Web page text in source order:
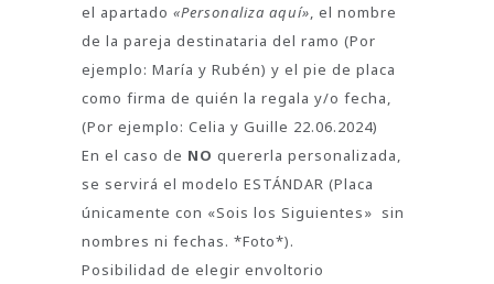
el apartado «Personaliza aquí», el nombre
de la pareja destinataria del ramo (Por
ejemplo: María y Rubén) y el pie de placa
como firma de quién la regala y/o fecha,
(Por ejemplo: Celia y Guille 22.06.2024)
En el caso de NO quererla personalizada,
se servirá el modelo ESTÁNDAR (Placa
únicamente con «Sois los Siguientes» sin
nombres ni fechas. *Foto*).
Posibilidad de elegir envoltorio